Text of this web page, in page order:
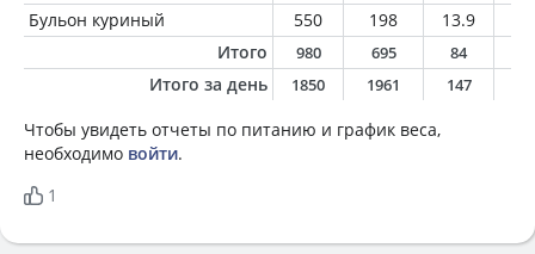
Бульон куриный
550 198 13.9
Итого
980 695 84
Итого за день 1850 1961 147
Чтобы увидеть отчеты по питанию и график веса,
необходимо войти.
1